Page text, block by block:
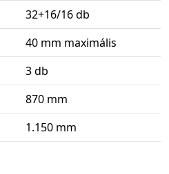
32+16/16 db
40 mm maximális
3 db
870 mm
1.150 mm